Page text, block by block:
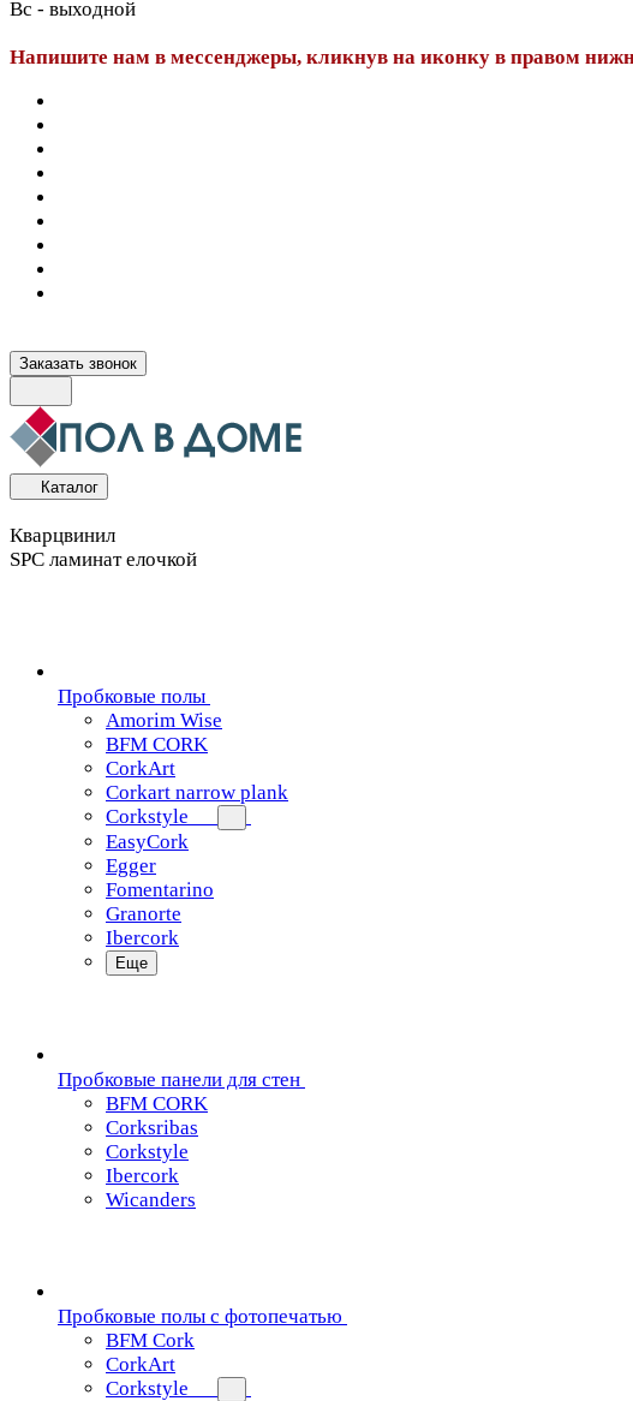
Вс - выходной
Напишите нам в мессенджеры, кликнув на иконку в правом
Заказать звонок
Каталог
Кварцвинил
SPC ламинат елочкой
Пробковые полы
Amorim Wise
BFM CORK
CorkArt
Corkart narrow plank
Corkstyle
EasyCork
Egger
Fomentarino
Granorte
Ibercork
Еще
Пробковые панели для стен
BFM CORK
Corksribas
Corkstyle
Ibercork
Wicanders
Пробковые полы с фотопечатью
BFM Cork
CorkArt
Corkstyle